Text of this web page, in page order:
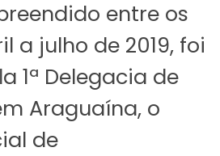
entre os
a julho de 2019, foi
1ª Delegacia de
Araguaína, o
de